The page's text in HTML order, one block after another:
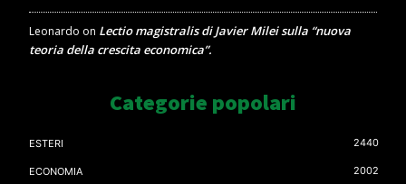
Leonardo on Lectio magistralis di Javier Milei sulla “nuova
teoria della crescita economica”.
Categorie popolari
ESTERI 2440
ECONOMIA 2002